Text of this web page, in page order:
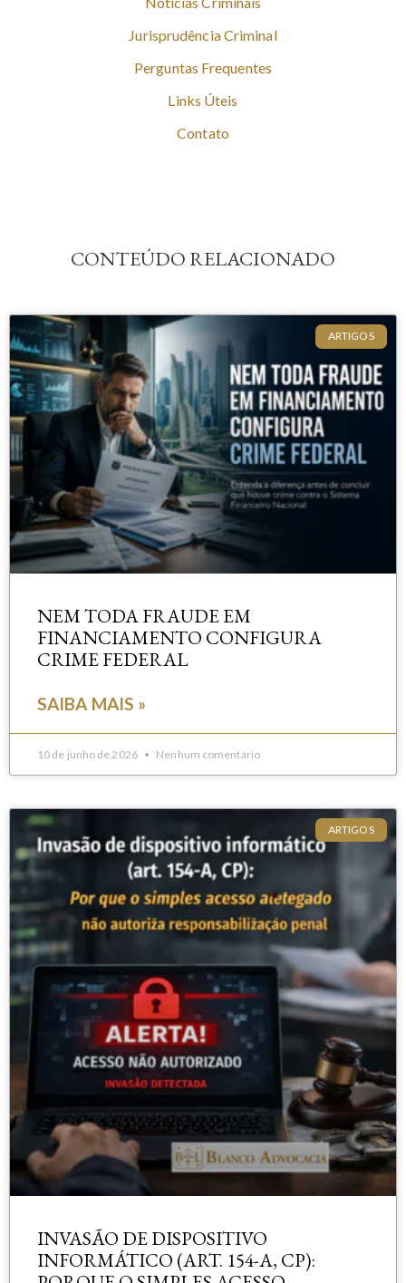
Jurisprudência Criminal
Perguntas Frequentes
Links Úteis
Contato
CONTEÚDO RELACIONADO
ARTIGOS
NEM TODA FRAUDE EM
FINANCIAMENTO CONFIGURA
CRIME FEDERAL
SAIBA MAIS »
10 de junho de 2026 Nenhum comentário
ARTIGOS
INVASÃO DE DISPOSITIVO
INFORMÁTICO (ART. 154-A, CP):